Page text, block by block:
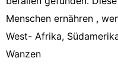
Menschen ernähren ,
West- Afrika,
Wanzen